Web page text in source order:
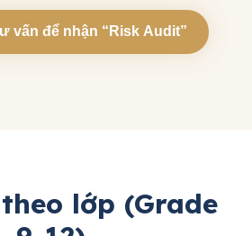
vấn để nhận “Risk Audit”
lớp (Grade